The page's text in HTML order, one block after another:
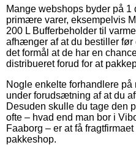
Mange webshops byder på
primære varer, eksempelvis
200 L Bufferbeholder til
afhænger af at du bestiller
det formål at de har en
distribueret forud for at
Nogle enkelte forhandlere på
under forudsætning af at du
Desuden skulle du tage den
ofte – hvad end man bor i
Faaborg – er at få
pakkeshop.